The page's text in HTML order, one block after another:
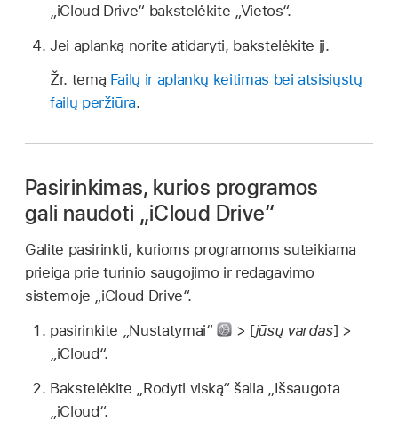
„iCloud Drive“ bakstelėkite „Vietos“.
Jei aplanką norite atidaryti, bakstelėkite jį.
Žr. temą Failų ir aplankų keitimas bei atsisiųstų
failų peržiūra.
Pasirinkimas, kurios programos
gali naudoti „iCloud Drive“
Galite pasirinkti, kurioms programoms suteikiama
prieiga prie turinio saugojimo ir redagavimo
sistemoje „iCloud Drive“.
pasirinkite „Nustatymai“
> [jūsų vardas] >
„iCloud“.
Bakstelėkite „Rodyti viską“ šalia „Išsaugota
„iCloud“.